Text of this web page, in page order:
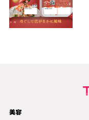
美容